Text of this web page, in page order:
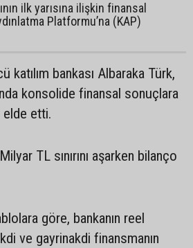
ilk yarısına ilişkin finansal
Platformu’na (KAP)
katılım bankası Albaraka Türk,
konsolide finansal sonuçlara
elde etti.
TL sınırını aşarken bilanço
göre, bankanın reel
ve gayrinakdi finansmanın